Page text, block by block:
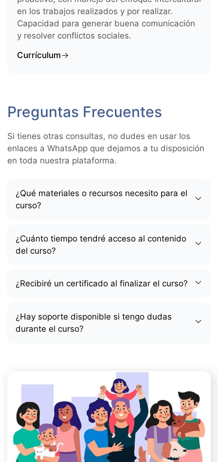
en los trabajos realizados y por realizar.
Capacidad para generar buena comunicación
y resolver conflictos sociales.
Currículum
Preguntas Frecuentes
Si tienes otras consultas, no dudes en usar los
enlaces a WhatsApp que dejamos a tu disposición
en toda nuestra plataforma.
¿Qué materiales o recursos necesito para el
curso?
¿Cuánto tiempo tendré acceso al contenido
del curso?
¿Recibiré un certificado al finalizar el curso?
¿Hay soporte disponible si tengo dudas
durante el curso?